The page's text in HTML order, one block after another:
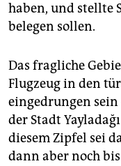
haben, und stellte
belegen sollen.
Das fragliche
Flugzeug in den
eingedrungen
der Stadt
diesem Zipfel sei
dann aber noch